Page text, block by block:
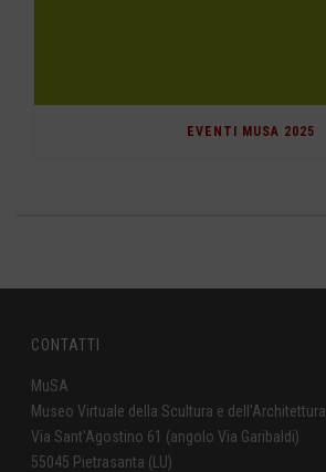
EVENTI MUSA 2025
CONTATTI
MuSA
Museo Virtuale della Scultura e dell'Architettura
Via Sant'Agostino 61 (angolo Via Garibaldi)
55045 Pietrasanta (LU)